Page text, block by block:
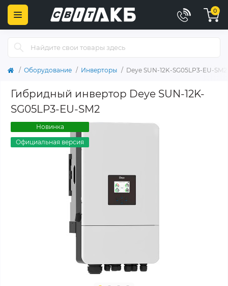
0
Оборудование Инверторы Deye SUN-12K-SG05LP3-EU-SM2
Гибридный инвертор Deye SUN-12K-
SG05LP3-EU-SM2
Новинка
Официальная версия